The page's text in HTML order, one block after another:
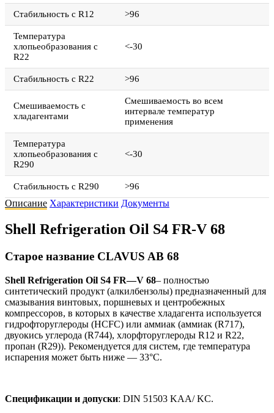
Стабильность с R12 >96
Температура
хлопьеобразования с
R22
<-30
Стабильность с R22 >96
Смешиваемость с
хладагентами
Смешиваемость во всем
интервале температур
применения
Температура
хлопьеобразования с
R290
<-30
Стабильность с R290 >96
Описание Характеристики Документы
Shell Refrigeration Oil S4 FR-V 68
Старое название CLAVUS AB 68
Shell Refrigeration Oil S4 FR—V 68– полностью
синтетический продукт (алкилбензолы) предназначенный для
смазывания винтовых, поршневых и центробежных
компрессоров, в которых в качестве хладагента используется
гидрофторуглероды (HCFC) или аммиак (аммиак (R717),
двуокись углерода (R744), хлорфторуглероды R12 и R22,
пропан (R29)). Рекомендуется для систем, где температура
испарения может быть ниже — 33°C.
Спецификации и допуски: DIN 51503 KAA/ KC.